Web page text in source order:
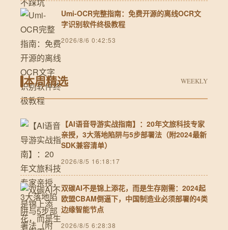
Umi-OCR完整指南：免费开源的离线OCR文
字识别软件终极教程
2026/8/6 0:42:53
本周精选 WEEKLY
【AI语音导游实战指南】：20年文旅科技专家
亲授，3大落地陷阱与5步部署法（附2024最新
SDK兼容清单）
2026/8/5 16:18:17
双碳AI不是锦上添花，而是生存刚需：2024起
欧盟CBAM倒逼下，中国制造业必须部署的4类
边缘智能节点
2026/8/5 6:28:38